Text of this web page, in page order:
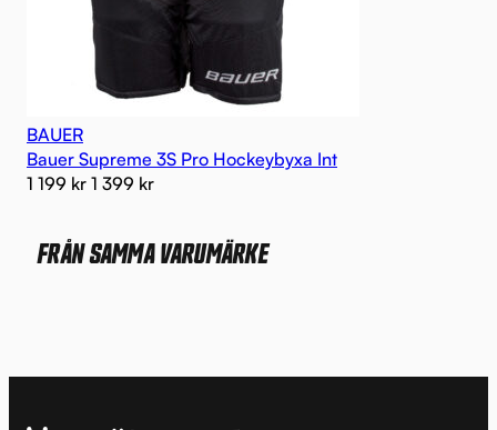
BAUER
Bauer Supreme 3S Pro Hockeybyxa Int
1 199 kr 1 399 kr
FRÅN SAMMA VARUMÄRKE